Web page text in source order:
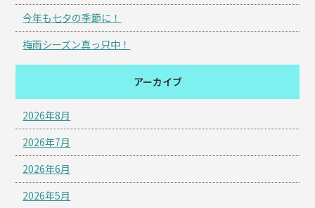
今年も七夕の季節に！
梅雨シーズン真っ只中！
アーカイブ
2026年8月
2026年7月
2026年6月
2026年5月